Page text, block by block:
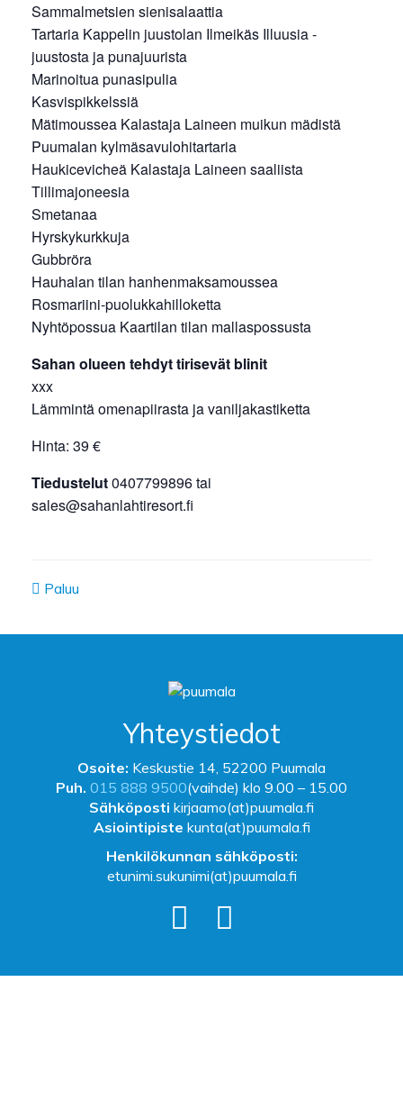
Sammalmetsien sienisalaattia
Tartaria Kappelin juustolan Ilmeikäs Illuusia -
juustosta ja punajuurista
Marinoitua punasipulia
Kasvispikkelssiä
Mätimoussea Kalastaja Laineen muikun mädistä
Puumalan kylmäsavulohitartaria
Haukicevicheä Kalastaja Laineen saaliista
Tillimajoneesia
Smetanaa
Hyrskykurkkuja
Gubbröra
Hauhalan tilan hanhenmaksamoussea
Rosmariini-puolukkahilloketta
Nyhtöpossua Kaartilan tilan mallaspossusta
Sahan olueen tehdyt tirisevät blinit
xxx
Lämmintä omenapiirasta ja vaniljakastiketta
Hinta: 39 €
Tiedustelut0407799896 tai
sales@sahanlahtiresort.fi
Paluu
Yhteystiedot
Osoite: Keskustie 14, 52200 Puumala
Puh. 015 888 9500(vaihde) klo 9.00 – 15.00
Sähköposti kirjaamo(at)puumala.fi
Asiointipiste kunta(at)puumala.fi
Henkilökunnan sähköposti:
etunimi.sukunimi(at)puumala.fi